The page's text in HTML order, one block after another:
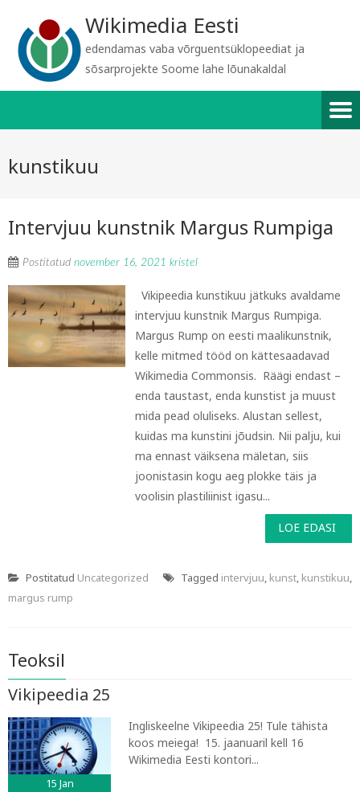
Wikimedia Eesti
edendamas vaba võrguentsüklopeediat ja
sõsarprojekte Soome lahe lõunakaldal
kunstikuu
Intervjuu kunstnik Margus Rumpiga
Postitatud november 16, 2021 kristel
Vikipeedia kunstikuu jätkuks avaldame
intervjuu kunstnik Margus Rumpiga.
Margus Rump on eesti maalikunstnik,
kelle mitmed tööd on kättesaadavad
Wikimedia Commonsis. Räägi endast –
enda taustast, enda kunstist ja muust
mida pead oluliseks. Alustan sellest,
kuidas ma kunstini jõudsin. Nii palju, kui
ma ennast väiksena mäletan, siis
joonistasin kogu aeg plokke täis ja
voolisin plastiliinist igasu...
LOE EDASI
Postitatud Uncategorized Tagged intervjuu, kunst, kunstikuu,
margus rump
Teoksil
Vikipeedia 25
15 Jan
Ingliskeelne Vikipeedia 25! Tule tähista
koos meiega! 15. jaanuaril kell 16
Wikimedia Eesti kontori...